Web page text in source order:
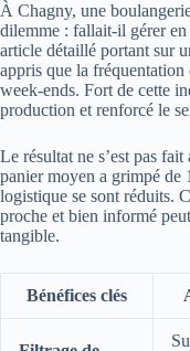
À Chagny, une
dilemme : fallait-il gérer
article détaillé portant sur
appris que la
week-ends. Fort de cette
production et renforcé le
Le résultat ne s’est pas
panier moyen a grimpé de
logistique se sont réduits.
proche et bien informé
tangible.
Bénéfices clés